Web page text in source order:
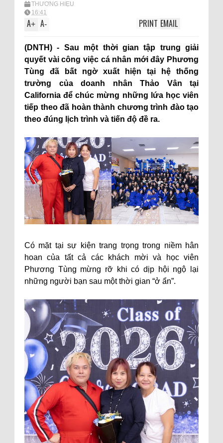
THƯƠNG HIỆU
16:41
A+ A- EMAIL
PRINT
(DNTH) - Sau một thời gian tập trung giải
quyết vài công việc cá nhân mới đây Phương
Tùng đã bất ngờ xuất hiện tại hệ thống
trường của doanh nhân Thảo Vân tại
California để chúc mừng những lứa học viên
tiếp theo đã hoàn thành chương trình đào tạo
theo đúng lịch trình và tiến độ đề ra.
Có mặt tại sự kiện trang trọng trong niềm hân
hoan của tất cả các khách mời và học viên
Phương Tùng mừng rỡ khi có dịp hội ngộ lại
những người bạn sau một thời gian “ở ẩn”.